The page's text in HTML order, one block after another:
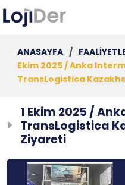
ANASAYFA /
Ekim 2025 / Anka
TransLogistica
1 Ekim 2025 /
TransLogistica
Ziyareti